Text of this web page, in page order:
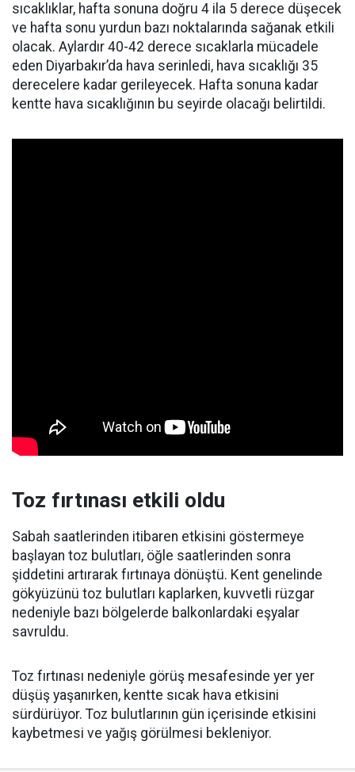
sıcaklıklar, hafta sonuna doğru 4 ila 5 derece düşecek
ve hafta sonu yurdun bazı noktalarında sağanak etkili
olacak. Aylardır 40-42 derece sıcaklarla mücadele
eden Diyarbakır’da hava serinledi, hava sıcaklığı 35
derecelere kadar gerileyecek. Hafta sonuna kadar
kentte hava sıcaklığının bu seyirde olacağı belirtildi.
Toz fırtınası etkili oldu
Sabah saatlerinden itibaren etkisini göstermeye
başlayan toz bulutları, öğle saatlerinden sonra
şiddetini artırarak fırtınaya dönüştü. Kent genelinde
gökyüzünü toz bulutları kaplarken, kuvvetli rüzgar
nedeniyle bazı bölgelerde balkonlardaki eşyalar
savruldu.
Toz fırtınası nedeniyle görüş mesafesinde yer yer
düşüş yaşanırken, kentte sıcak hava etkisini
sürdürüyor. Toz bulutlarının gün içerisinde etkisini
kaybetmesi ve yağış görülmesi bekleniyor.